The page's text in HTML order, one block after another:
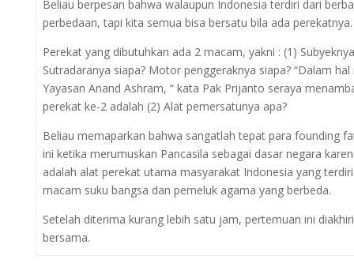
Beliau berpesan bahwa walaupun Indonesia terdiri dari
perbedaan, tapi kita semua bisa bersatu bila ada perekatnya.
Perekat yang dibutuhkan ada 2 macam, yakni : (1)
Sutradaranya siapa? Motor penggeraknya siapa? “Dalam
Yayasan Anand Ashram, “ kata Pak Prijanto seraya
perekat ke-2 adalah (2) Alat pemersatunya apa?
Beliau memaparkan bahwa sangatlah tepat para founding
ini ketika merumuskan Pancasila sebagai dasar negara
adalah alat perekat utama masyarakat Indonesia yang
macam suku bangsa dan pemeluk agama yang berbeda.
Setelah diterima kurang lebih satu jam, pertemuan ini
bersama.